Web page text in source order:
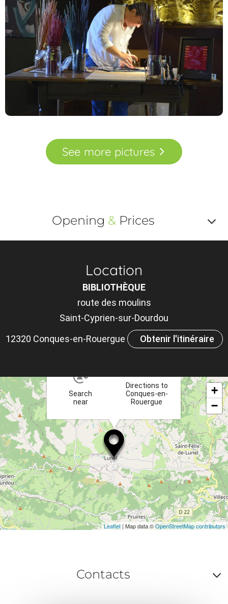
See more pictures
Opening &Prices
et
Location
BIBLIOTHÈQUE
route des moulins
Saint-Cyprien-sur-Dourdou
12320 Conques-en-Rouergue
Obtenir l'itinéraire
Search
near
Directions to
Conques-en-
Rouergue
×
+
−
Leaflet | Map data ©OpenStreetMap contributors
Contacts